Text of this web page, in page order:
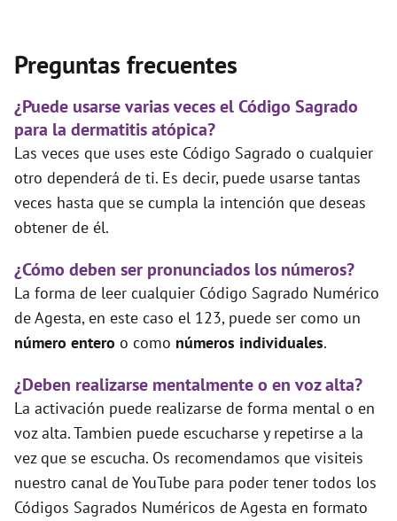
Preguntas frecuentes
¿Puede usarse varias veces el Código Sagrado
para la dermatitis atópica?
Las veces que uses este Código Sagrado o cualquier
otro dependerá de ti. Es decir, puede usarse tantas
veces hasta que se cumpla la intención que deseas
obtener de él.
¿Cómo deben ser pronunciados los números?
La forma de leer cualquier Código Sagrado Numérico
de Agesta, en este caso el 123, puede ser como un
número entero o como números individuales.
¿Deben realizarse mentalmente o en voz alta?
La activación puede realizarse de forma mental o en
voz alta. Tambien puede escucharse y repetirse a la
vez que se escucha. Os recomendamos que visiteis
nuestro canal de YouTube para poder tener todos los
Códigos Sagrados Numéricos de Agesta en formato